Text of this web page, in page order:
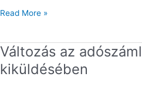
Read More »
Változás az
kiküldésében
Változás
az
adószámla